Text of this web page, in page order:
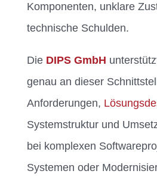
Komponenten, unklare
technische Schulden.
Die DIPS GmbH
genau an dieser
Anforderungen,
Systemstruktur und
bei komplexen
Systemen oder